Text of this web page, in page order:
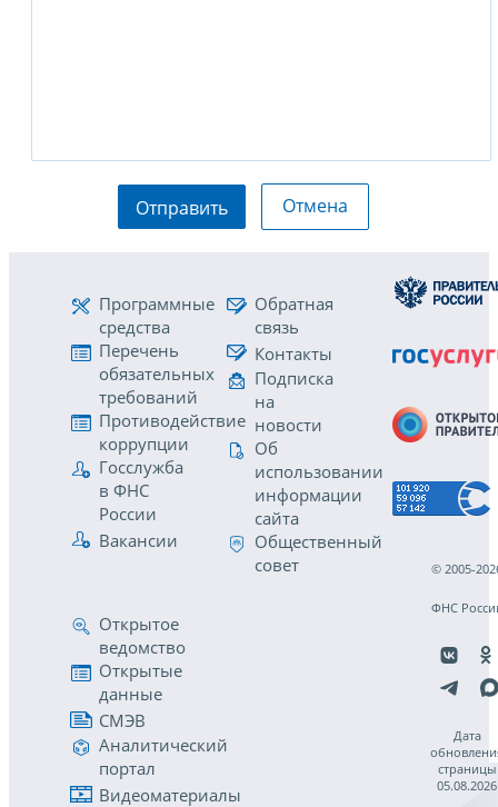
Отправить Отмена
Программные
средства
Перечень
обязательных
требований
Противодействие
коррупции
Госслужба
в ФНС
России
Вакансии
Обратная
связь
Контакты
Подписка
на
новости
Об
использовании
информации
сайта
Общественный
совет
Открытое
ведомство
Открытые
данные
СМЭВ
Аналитический
портал
Видеоматериалы
© 2005-
ФНС
Дата
страницы
05.08.2026